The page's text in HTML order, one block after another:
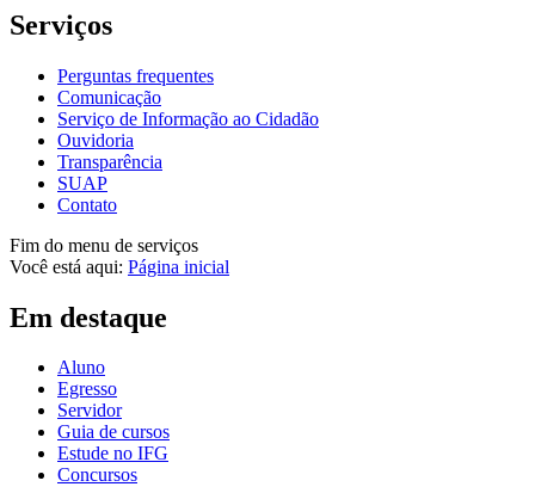
Serviços
Perguntas frequentes
Comunicação
Serviço de Informação ao Cidadão
Ouvidoria
Transparência
SUAP
Contato
Fim do menu de serviços
Você está aqui: Página inicial
Em destaque
Aluno
Egresso
Servidor
Guia de cursos
Estude no IFG
Concursos